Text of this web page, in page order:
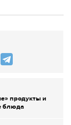
продукты и
блюда